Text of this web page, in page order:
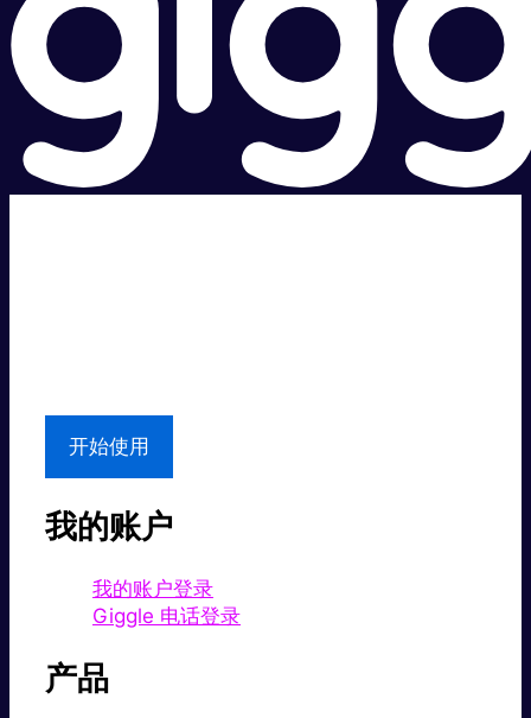
开始使用
我的账户
我的账户登录
Giggle 电话登录
产品